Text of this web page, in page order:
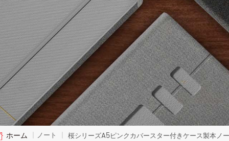
ホーム | ノート | 桜シリーズA5ピンクカバースター付きケース製本ノ